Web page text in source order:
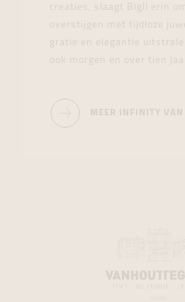
creaties, slaagt Bigli erin
overstijgen met tijdloze
gratie en elegantie
ook morgen en over tien
MEER INFINITY VAN